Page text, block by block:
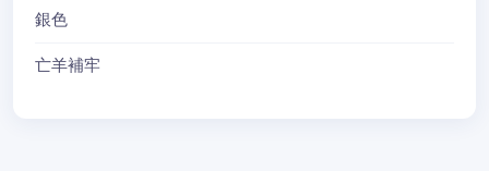
銀色
亡羊補牢